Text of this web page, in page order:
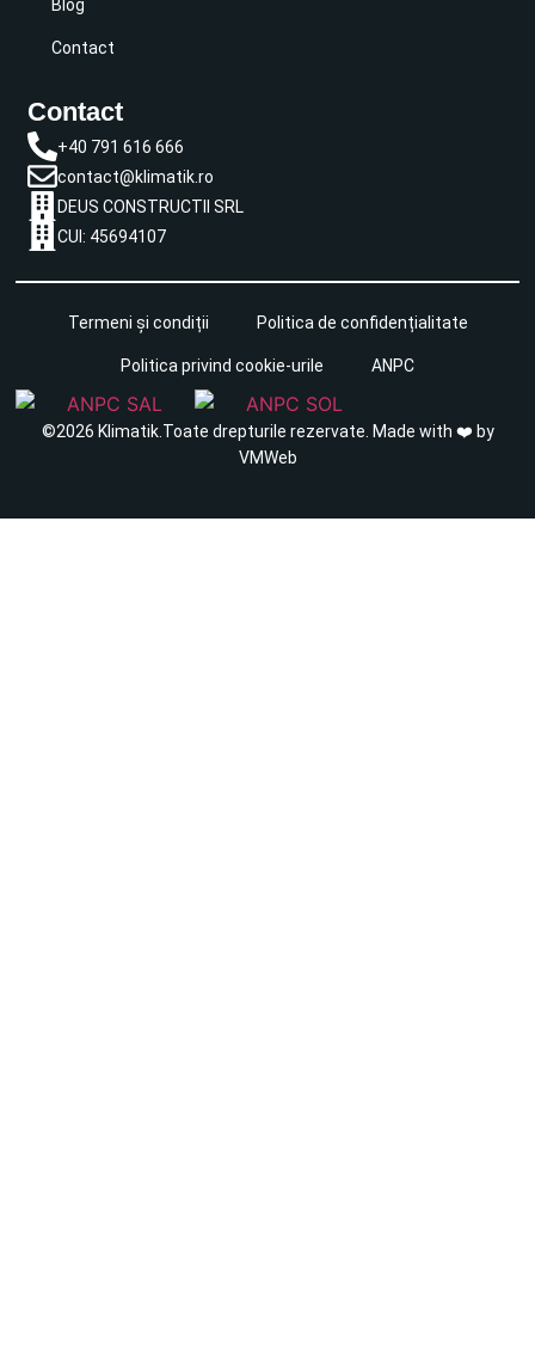
Blog
Contact
Contact
+40 791 616 666
contact@klimatik.ro
DEUS CONSTRUCTII SRL
CUI: 45694107
Termeni și condiții Politica de confidențialitate
Politica privind cookie-urile ANPC
©2026 Klimatik.Toate drepturile rezervate. Made with ❤️ by
VMWeb